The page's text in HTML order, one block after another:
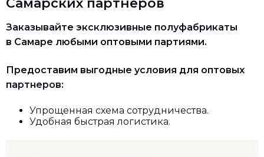
Заказывайте эксклюзивные полуфабрикаты
в Самаре любыми оптовыми партиями.
Предоставим выгодные условия для оптовых
партнеров:
Упрощенная схема сотрудничества.
Удобная быстрая логистика.